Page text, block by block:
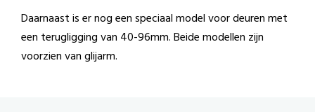
Daarnaast is er nog een speciaal model voor deuren met
een terugligging van 40-96mm. Beide modellen zijn
voorzien van glijarm.